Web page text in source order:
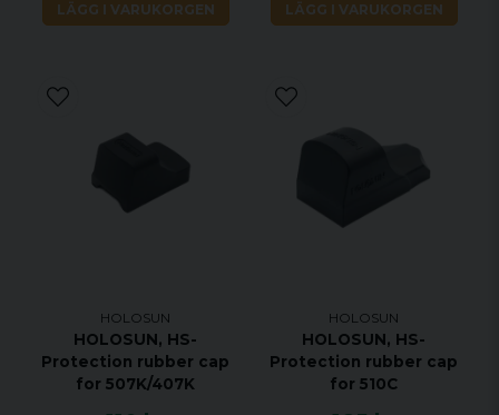
LÄGG I VARUKORGEN LÄGG I VARUKORGEN
HOLOSUN
HOLOSUN, HS-
Protection rubber cap
for 507K/407K
HOLOSUN
HOLOSUN, HS-
Protection rubber cap
for 510C